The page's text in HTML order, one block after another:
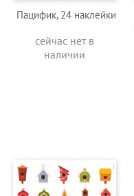
Пацифик, 24 наклейки
сейчас нет в
наличии